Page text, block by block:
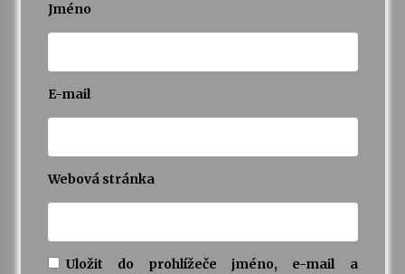
Jméno
E-mail
Webová stránka
Uložit do prohlížeče jméno, e-mail a